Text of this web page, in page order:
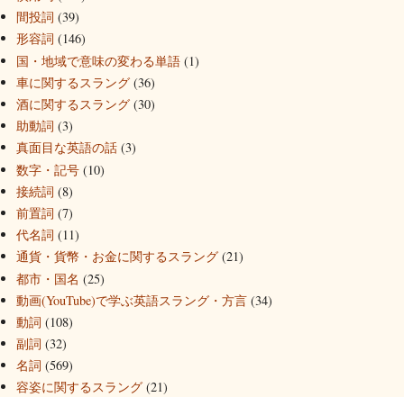
間投詞 (39)
形容詞 (146)
国・地域で意味の変わる単語 (1)
車に関するスラング (36)
酒に関するスラング (30)
助動詞 (3)
真面目な英語の話 (3)
数字・記号 (10)
接続詞 (8)
前置詞 (7)
代名詞 (11)
通貨・貨幣・お金に関するスラング (21)
都市・国名 (25)
動画(YouTube)で学ぶ英語スラング・方言 (34)
動詞 (108)
副詞 (32)
名詞 (569)
容姿に関するスラング (21)